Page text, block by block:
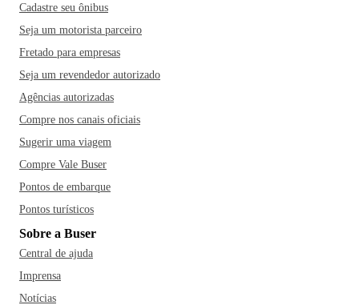
Cadastre seu ônibus
Seja um motorista parceiro
Fretado para empresas
Seja um revendedor autorizado
Agências autorizadas
Compre nos canais oficiais
Sugerir uma viagem
Compre Vale Buser
Pontos de embarque
Pontos turísticos
Sobre a Buser
Central de ajuda
Imprensa
Notícias